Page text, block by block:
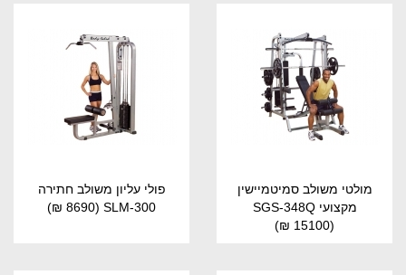
מולטי משולב סמיטמיישין
מקצועי SGS-348Q
(15100 ₪)
פולי עליון משולב חתירה
SLM-300
(8690 ₪)